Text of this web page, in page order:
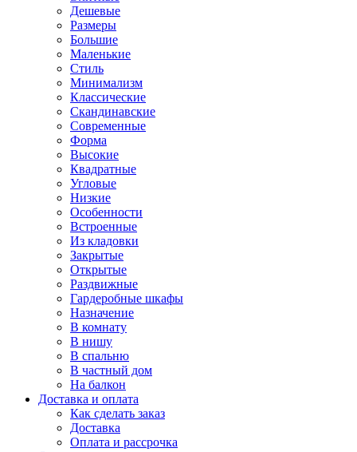
Дешевые
Размеры
Большие
Маленькие
Стиль
Минимализм
Классические
Скандинавские
Современные
Форма
Высокие
Квадратные
Угловые
Низкие
Особенности
Встроенные
Из кладовки
Закрытые
Открытые
Раздвижные
Гардеробные шкафы
Назначение
В комнату
В нишу
В спальню
В частный дом
На балкон
Доставка и оплата
Как сделать заказ
Доставка
Оплата и рассрочка